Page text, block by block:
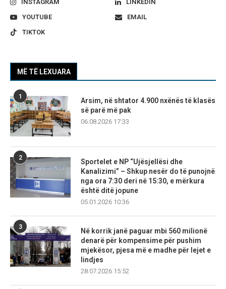
INSTAGRAM
LINKEDIN
YOUTUBE
EMAIL
TIKTOK
MË TË LEXUARA
1
Arsim, në shtator 4.900 nxënës të klasës
së parë më pak
06.08.2026 17:33
2
Sportelet e NP “Ujësjellësi dhe
Kanalizimi” – Shkup nesër do të punojnë
nga ora 7:30 deri në 15:30, e mërkura
është ditë jopune
05.01.2026 10:36
3
Në korrik janë paguar mbi 560 milionë
denarë për kompensime për pushim
mjekësor, pjesa më e madhe për lejet e
lindjes
28.07.2026 15:52